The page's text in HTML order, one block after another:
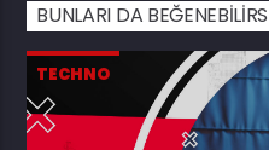
BUNLARI DA
TECHNO